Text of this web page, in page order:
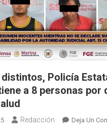
distintos, Policía
a 8 personas por
Redacción Deja Un